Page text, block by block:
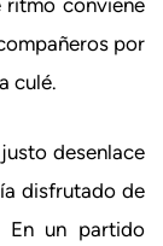
ritmo conviene
por
culé.
desenlace
disfrutado de
En un partido